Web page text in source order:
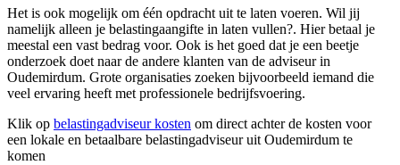
Het is ook mogelijk om één opdracht uit te laten voeren. Wil jij
namelijk alleen je belastingaangifte in laten vullen?. Hier betaal je
meestal een vast bedrag voor. Ook is het goed dat je een beetje
onderzoek doet naar de andere klanten van de adviseur in
Oudemirdum. Grote organisaties zoeken bijvoorbeeld iemand die
veel ervaring heeft met professionele bedrijfsvoering.
Klik op belastingadviseur kosten om direct achter de kosten voor
een lokale en betaalbare belastingadviseur uit Oudemirdum te
komen